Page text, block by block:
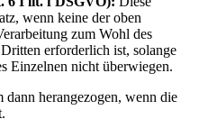
wenn keine der oben
zum Wohl des
erforderlich ist, solange
Einzelnen nicht überwiegen.
herangezogen, wenn die